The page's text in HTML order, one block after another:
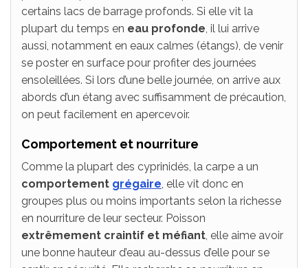
certains lacs de barrage profonds. Si elle vit la
plupart du temps en eau profonde, il lui arrive
aussi, notamment en eaux calmes (étangs), de venir
se poster en surface pour profiter des journées
ensoleillées. Si lors d’une belle journée, on arrive aux
abords d’un étang avec suffisamment de précaution,
on peut facilement en apercevoir.
Comportement et nourriture
Comme la plupart des cyprinidés, la carpe a un
comportement grégaire, elle vit donc en
groupes plus ou moins importants selon la richesse
en nourriture de leur secteur. Poisson
extrêmement craintif et méfiant, elle aime avoir
une bonne hauteur d’eau au-dessus d’elle pour se